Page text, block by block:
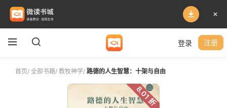
登录 注册
首页/ 全部书籍/ 教牧神学/ 路德的人生智慧：十架与自由
8.01 折